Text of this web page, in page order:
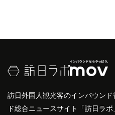
訪日外国人観光客のインバウン
ド総合ニュースサイト「訪日ラ